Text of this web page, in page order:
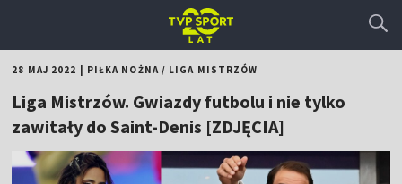
28 MAJ 2022 PIŁKA NOŻNA/ LIGA MISTRZÓW
Liga Mistrzów. Gwiazdy futbolu i nie tylko
zawitały do Saint-Denis [ZDJĘCIA]